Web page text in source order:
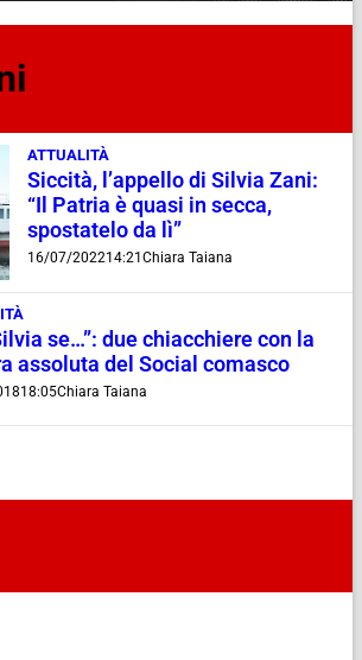
ATTUALITÀ
Siccità, l’appello di Silvia Zani:
“Il Patria è quasi in secca,
spostatelo da lì”
16/07/202214:21Chiara Taiana
se…”: due chiacchiere con la
assoluta del Social comasco
18:05Chiara Taiana